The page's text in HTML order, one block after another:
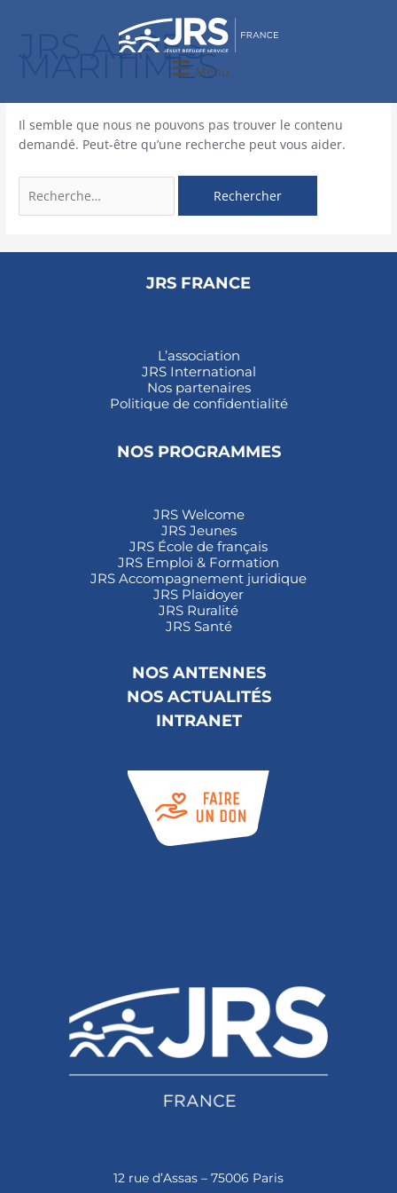
Menu
JRS ALPES-
MARITIMES
Il semble que nous ne pouvons pas trouver le contenu
demandé. Peut-être qu’une recherche peut vous aider.
JRS FRANCE
L’association
JRS International
Nos partenaires
Politique de confidentialité
NOS PROGRAMMES
JRS Welcome
JRS Jeunes
JRS École de français
JRS Emploi & Formation
JRS Accompagnement juridique
JRS Plaidoyer
JRS Ruralité
JRS Santé
NOS ANTENNES
NOS ACTUALITÉS
INTRANET
12 rue d’Assas – 75006 Paris